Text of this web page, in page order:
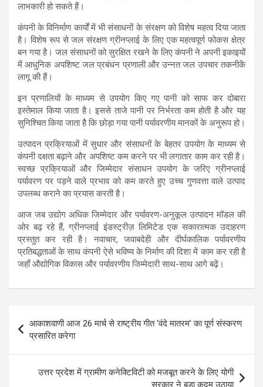
लाभकारी हो सकते हैं।
कंपनी के विनिर्माण कार्यों में भी संसाधनों के संरक्षण को विशेष महत्व दिया जाता
है। विशेष रूप से जल संरक्षण ग्रीनप्लाई के लिए एक महत्वपूर्ण फोकस क्षेत्र
बन गया है। जल संसाधनों को सुरक्षित रखने के लिए कंपनी ने अपनी इकाइयों
में आधुनिक अपशिष्ट जल प्रबंधन प्रणाली और उन्नत जल उपचार तकनीकें
लागू की हैं।
इन प्रणालियों के माध्यम से उपयोग किए गए पानी को साफ कर दोबारा
इस्तेमाल किया जाता है। इससे ताजे पानी पर निर्भरता कम होती है और यह
सुनिश्चित किया जाता है कि छोड़ा गया पानी पर्यावरणीय मानकों के अनुरूप हो।
उत्पादन प्रक्रियाओं में सुधार और संसाधनों के बेहतर उपयोग के माध्यम से
कंपनी दक्षता बढ़ाने और अपशिष्ट कम करने पर भी लगातार काम कर रही है।
स्वच्छ प्रक्रियाओं और जिम्मेदार संसाधन उपयोग के जरिए ग्रीनप्लाई
पर्यावरण पर पड़ने वाले प्रभाव को कम करते हुए उच्च गुणवत्ता वाले उत्पाद
उपलब्ध कराने का प्रयास करती है।
आज जब उद्योग अधिक जिम्मेदार और पर्यावरण-अनुकूल उत्पादन मॉडल की
ओर बढ़ रहे हैं, ग्रीनप्लाई इंडस्ट्रीज़ लिमिटेड एक सकारात्मक उदाहरण
प्रस्तुत कर रही है। नवाचार, जवाबदेही और दीर्घकालिक पर्यावरणीय
प्रतिबद्धताओं के साथ कंपनी ऐसे भविष्य के निर्माण की दिशा में काम कर रही है
जहाँ औद्योगिक विकास और पर्यावरणीय जिम्मेदारी साथ-साथ आगे बढ़ें।
navigation
आकाशवाणी आज 26 मार्च से राष्ट्रीय गीत ‘वंदे मातरम’ का पूर्ण संस्करण
प्रसारित करेगा
उत्तर प्रदेश में ग्रामीण कनेक्टिविटी को मजबूत करने के लिए योगी
सरकार ने बड़ा कदम उठाया